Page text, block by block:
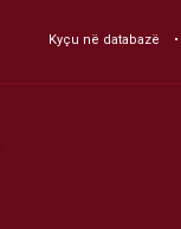
Kyçu në databazë